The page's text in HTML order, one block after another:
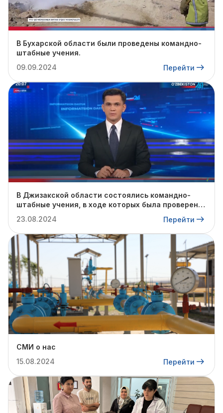
В Бухарской области были проведены командно-
штабные учения.
09.09.2024
Перейти
В Джизакской области состоялись командно-
штабные учения, в ходе которых была проверена
осенне-зимнему сезону.
23.08.2024 Перейти
СМИ о нас
15.08.2024
Перейти